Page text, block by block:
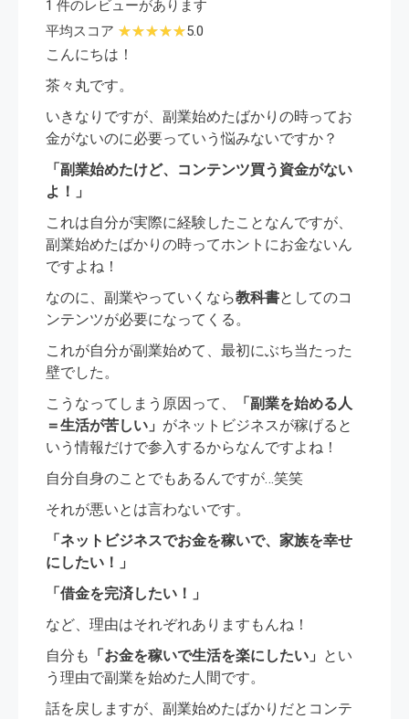
1 件のレビューがあります
平均スコア
5.0
こんにちは！
茶々丸です。
いきなりですが、副業始めたばかりの時ってお
金がないのに必要っていう悩みないですか？
「副業始めたけど、コンテンツ買う資金がない
よ！」
これは自分が実際に経験したことなんですが、
副業始めたばかりの時ってホントにお金ないん
ですよね！
なのに、副業やっていくなら教科書としてのコ
ンテンツが必要になってくる。
これが自分が副業始めて、最初にぶち当たった
壁でした。
こうなってしまう原因って、
「副業を始める人
＝生活が苦しい」 がネットビジネスが稼げると
いう情報だけで参入するからなんですよね！
自分自身のことでもあるんですが…笑笑
それが悪いとは言わないです。
「ネットビジネスでお金を稼いで、家族を幸せ
にしたい！」
「借金を完済したい！」
など、理由はそれぞれありますもんね！
自分も 「お金を稼いで生活を楽にしたい」 とい
う理由で副業を始めた人間です。
話を戻しますが、副業始めたばかりだとコンテ